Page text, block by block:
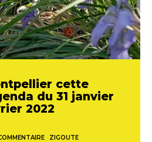
cette
du 31 janvier
2022
ZIGOUTE